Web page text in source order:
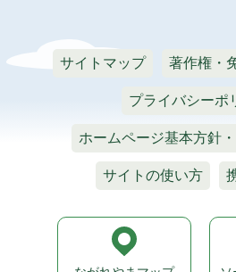
サイトマップ 著作権・
プライバシーポ
ホームページ基本方針
サイトの使い方